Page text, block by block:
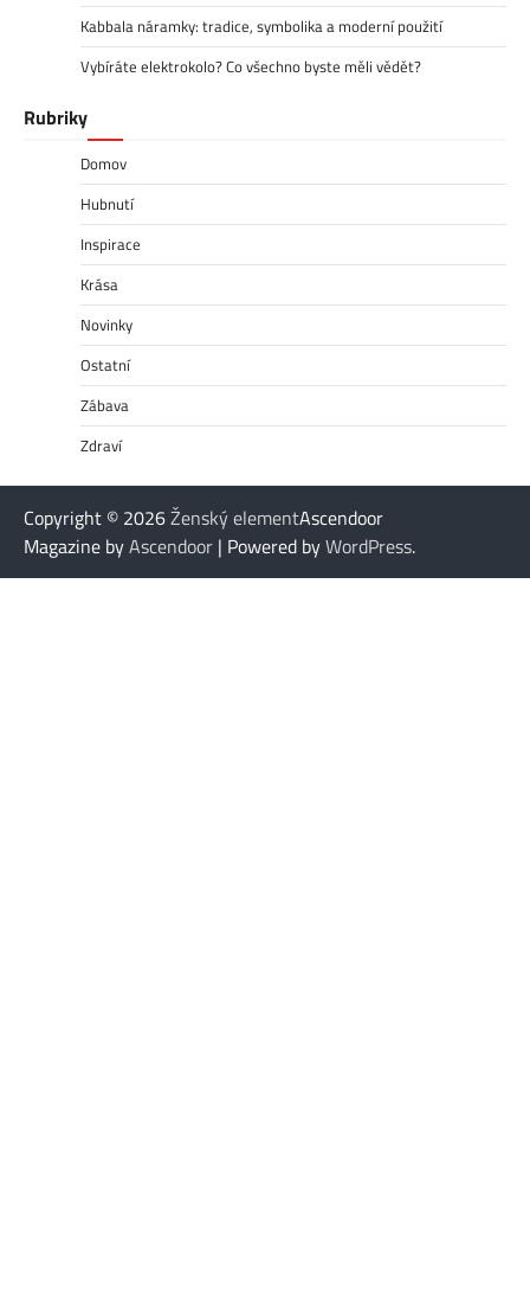
Kabbala náramky: tradice, symbolika a moderní použití
Vybíráte elektrokolo? Co všechno byste měli vědět?
Rubriky
Domov
Hubnutí
Inspirace
Krása
Novinky
Ostatní
Zábava
Zdraví
Copyright © 2026Ženský elementAscendoor
Magazine byAscendoor | Powered byWordPress.